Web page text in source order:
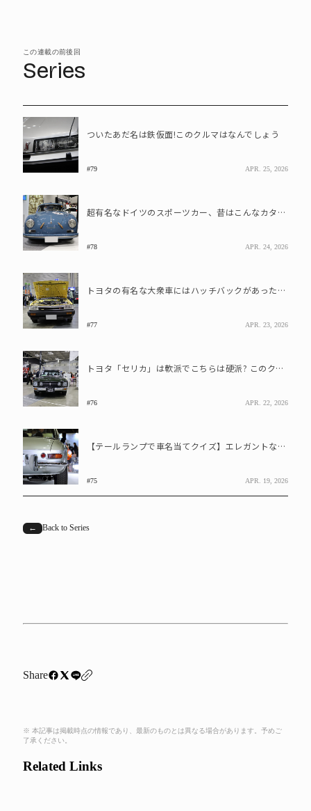
この連載の前後回
Series
ついたあだ名は鉄仮面!このクルマはなんでしょう
#79 APR. 25, 2026
超有名なドイツのスポーツカー、昔はこんなカタチ?このクルマはなんでしょう
#78 APR. 24, 2026
トヨタの有名な大衆車にはハッチバックがあった?このクルマはなんでしょう
#77 APR. 23, 2026
トヨタ「セリカ」は軟派でこちらは硬派? このクルマはなんでしょう
#76 APR. 22, 2026
【テールランプで車名当てクイズ】エレガントなフォルムが美しすぎるフェラーリです
#75 APR. 19, 2026
← Back to Series
Share
※ 本記事は掲載時点の情報であり、最新のものとは異なる場合があります。予めご
了承ください。
Related Links